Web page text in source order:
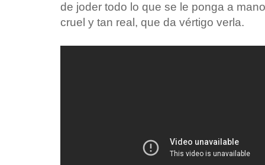
de joder todo lo que se le ponga a
cruel y tan real, que da vértigo verla.